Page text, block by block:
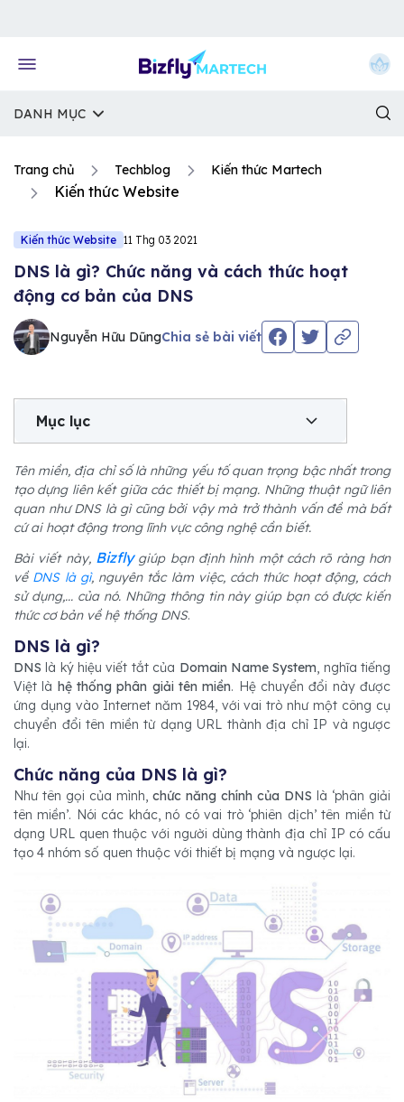
DANH MỤC
Trang chủ Techblog Kiến thức Martech
Kiến thức Website
Kiến thức Website 11 Thg 03 2021
DNS là gì? Chức năng và cách thức hoạt
động cơ bản của DNS
Nguyễn Hữu DũngChia sẻ bài viết
Mục lục
Tên miền, địa chỉ số là những yếu tố quan trọng bậc nhất trong
tạo dựng liên kết giữa các thiết bị mạng. Những thuật ngữ liên
quan như DNS là gì cũng bởi vậy mà trở thành vấn đề mà bất
cứ ai hoạt động trong lĩnh vực công nghệ cần biết.
Bài viết này, Bizflygiúp bạn định hình một cách rõ ràng hơn
về DNS là gì, nguyên tắc làm việc, cách thức hoạt động, cách
sử dụng,... của nó. Những thông tin này giúp bạn có được kiến
thức cơ bản về hệ thống DNS.
DNS là gì?
DNS là ký hiệu viết tắt của Domain Name System, nghĩa tiếng
Việt là hệ thống phân giải tên miền. Hệ chuyển đổi này được
ứng dụng vào Internet năm 1984, với vai trò như một công cụ
chuyển đổi tên miền từ dạng URL thành địa chỉ IP và ngược
lại.
Chức năng của DNS là gì?
Như tên gọi của mình, chức năng chính của DNS là ‘phân giải
tên miền’. Nói các khác, nó có vai trò ‘phiên dịch’ tên miền từ
dạng URL quen thuộc với người dùng thành địa chỉ IP có cấu
tạo 4 nhóm số quen thuộc với thiết bị mạng và ngược lại.